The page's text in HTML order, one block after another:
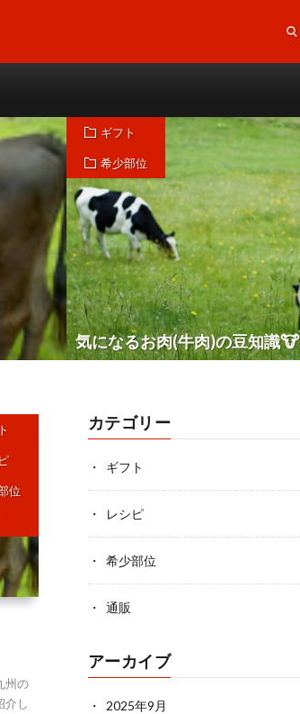
ギフト
希少部位
気になるお肉(牛肉)の豆知識🐮
位
州の
介し
カテゴリー
ギフト
レシピ
希少部位
通販
アーカイブ
2025年9月